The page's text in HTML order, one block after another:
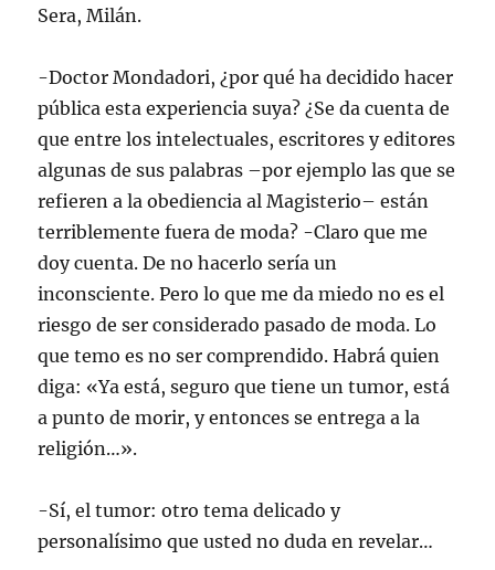
Sera, Milán.
-Doctor Mondadori, ¿por qué ha decidido hacer
pública esta experiencia suya? ¿Se da cuenta de
que entre los intelectuales, escritores y editores
algunas de sus palabras –por ejemplo las que se
refieren a la obediencia al Magisterio– están
terriblemente fuera de moda? -Claro que me
doy cuenta. De no hacerlo sería un
inconsciente. Pero lo que me da miedo no es el
riesgo de ser considerado pasado de moda. Lo
que temo es no ser comprendido. Habrá quien
diga: «Ya está, seguro que tiene un tumor, está
a punto de morir, y entonces se entrega a la
religión…».
-Sí, el tumor: otro tema delicado y
personalísimo que usted no duda en revelar…